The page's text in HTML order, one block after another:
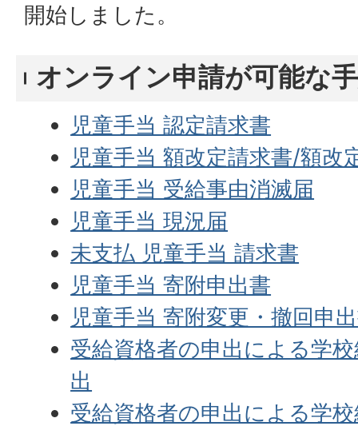
開始しました。
オンライン申請が可能な
児童手当 認定請求書
児童手当 額改定請求書/額改
児童手当 受給事由消滅届
児童手当 現況届
未支払 児童手当 請求書
児童手当 寄附申出書
児童手当 寄附変更・撤回申
受給資格者の申出による学
出
受給資格者の申出による学